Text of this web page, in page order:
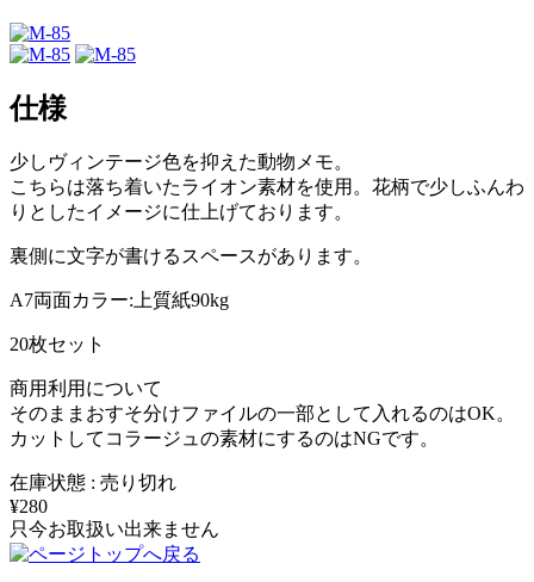
仕様
少しヴィンテージ色を抑えた動物メモ。
こちらは落ち着いたライオン素材を使用。花柄で少しふんわ
りとしたイメージに仕上げております。
裏側に文字が書けるスペースがあります。
A7両面カラー:上質紙90kg
20枚セット
商用利用について
そのままおすそ分けファイルの一部として入れるのはOK。
カットしてコラージュの素材にするのはNGです。
在庫状態 : 売り切れ
¥280
只今お取扱い出来ません